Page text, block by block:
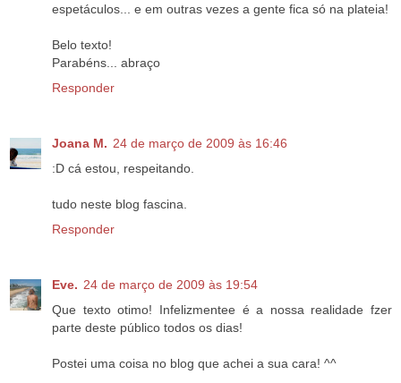
espetáculos... e em outras vezes a gente fica só na plateia!
Belo texto!
Parabéns... abraço
Responder
Joana M. 24 de março de 2009 às 16:46
:D cá estou, respeitando.
tudo neste blog fascina.
Responder
Eve. 24 de março de 2009 às 19:54
Que texto otimo! Infelizmentee é a nossa realidade fzer
parte deste público todos os dias!
Postei uma coisa no blog que achei a sua cara! ^^